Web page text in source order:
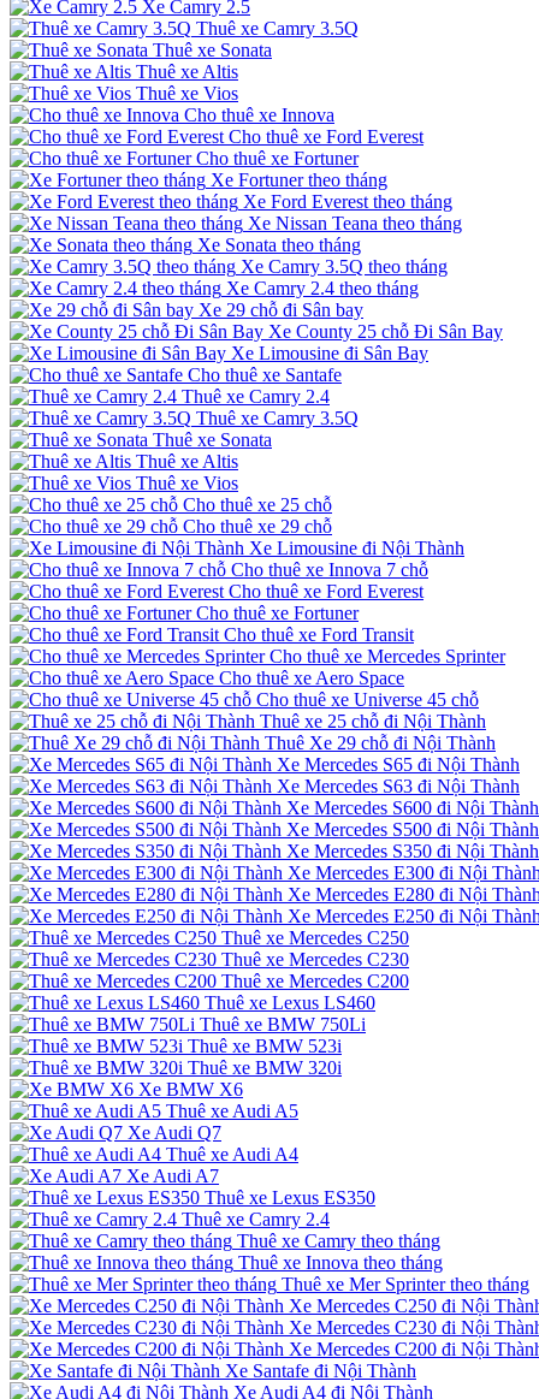
Xe Camry 2.5
Thuê xe Camry 3.5Q
Thuê xe Sonata
Thuê xe Altis
Thuê xe Vios
Cho thuê xe Innova
Cho thuê xe Ford Everest
Cho thuê xe Fortuner
Xe Fortuner theo tháng
Xe Ford Everest theo tháng
Xe Nissan Teana theo tháng
Xe Sonata theo tháng
Xe Camry 3.5Q theo tháng
Xe Camry 2.4 theo tháng
Xe 29 chỗ đi Sân bay
Xe County 25 chỗ Đi Sân Bay
Xe Limousine đi Sân Bay
Cho thuê xe Santafe
Thuê xe Camry 2.4
Thuê xe Camry 3.5Q
Thuê xe Sonata
Thuê xe Altis
Thuê xe Vios
Cho thuê xe 25 chỗ
Cho thuê xe 29 chỗ
Xe Limousine đi Nội Thành
Cho thuê xe Innova 7 chỗ
Cho thuê xe Ford Everest
Cho thuê xe Fortuner
Cho thuê xe Ford Transit
Cho thuê xe Mercedes Sprinter
Cho thuê xe Aero Space
Cho thuê xe Universe 45 chỗ
Thuê xe 25 chỗ đi Nội Thành
Thuê Xe 29 chỗ đi Nội Thành
Xe Mercedes S65 đi Nội Thành
Xe Mercedes S63 đi Nội Thành
Xe Mercedes S600 đi Nội Thành
Xe Mercedes S500 đi Nội Thành
Xe Mercedes S350 đi Nội Thành
Xe Mercedes E300 đi Nội
Xe Mercedes E280 đi Nội
Xe Mercedes E250 đi Nội
Thuê xe Mercedes C250
Thuê xe Mercedes C230
Thuê xe Mercedes C200
Thuê xe Lexus LS460
Thuê xe BMW 750Li
Thuê xe BMW 523i
Thuê xe BMW 320i
Xe BMW X6
Thuê xe Audi A5
Xe Audi Q7
Thuê xe Audi A4
Xe Audi A7
Thuê xe Lexus ES350
Thuê xe Camry 2.4
Thuê xe Camry theo tháng
Thuê xe Innova theo tháng
Thuê xe Mer Sprinter theo tháng
Xe Mercedes C250 đi Nội
Xe Mercedes C230 đi Nội
Xe Mercedes C200 đi Nội
Xe Santafe đi Nội Thành
Xe Audi A4 đi Nội Thành